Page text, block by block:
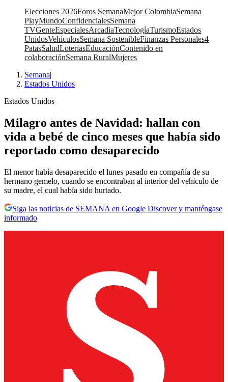
Elecciones 2026Foros SemanaMejor ColombiaSemana
PlayMundoConfidencialesSemana
TVGenteEspecialesArcadiaTecnologíaTurismoEstados
UnidosVehículosSemana SostenibleFinanzas Personales4
PatasSaludLoteríasEducaciónContenido en
colaboraciónSemana RuralMujeres
Semana|
Estados Unidos
Estados Unidos
Milagro antes de Navidad: hallan con
vida a bebé de cinco meses que había sido
reportado como desaparecido
El menor había desaparecido el lunes pasado en compañía de su
hermano gemelo, cuando se encontraban al interior del vehículo de
su madre, el cual había sido hurtado.
Siga las noticias de SEMANA en Google Discover y manténgase
informado